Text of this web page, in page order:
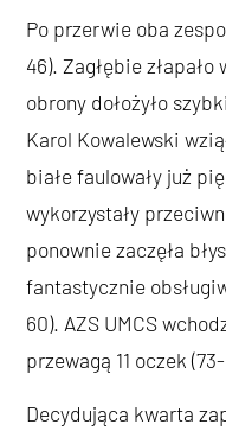
Po przerwie oba
46). Zagłębie
obrony dołożyło
Karol Kowalewski
białe faulowały już
wykorzystały
ponownie zaczęła
fantastycznie
60). AZS UMCS
przewagą 11 oczek
Decydująca kwarta